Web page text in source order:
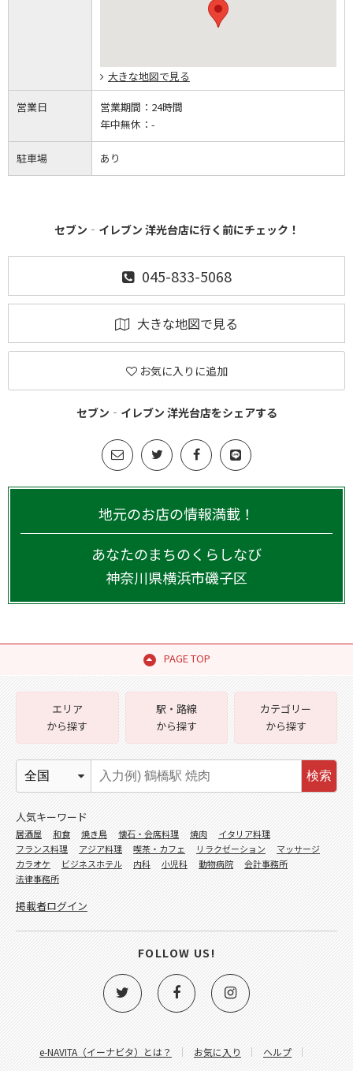
大きな地図で見る
営業日 営業期間： 24時間
年中無休： -
駐車場 あり
セブン‐イレブン 洋光台店に行く前にチェック！
045-833-5068
大きな地図で見る
お気に入りに追加
セブン‐イレブン 洋光台店をシェアする
地元のお店の情報満載！
あなたのまちのくらしなび
神奈川県横浜市磯子区
PAGE TOP
e-NAVITA（イーナビタ）とは？ お気に入り
ヘルプ
エリア
から探す
駅・路線
から探す
カテゴリー
から探す
検索
人気キーワード
居酒屋 和食 焼き鳥 懐石・会席料理 焼肉
イタリア料理
フランス料理
アジア料理 喫茶・カフェ リラクゼーション
マッサージ
カラオケ
ビジネスホテル 内科 小児科 動物病院
会計事務所
法律事務所
掲載者ログイン
FOLLOW US!